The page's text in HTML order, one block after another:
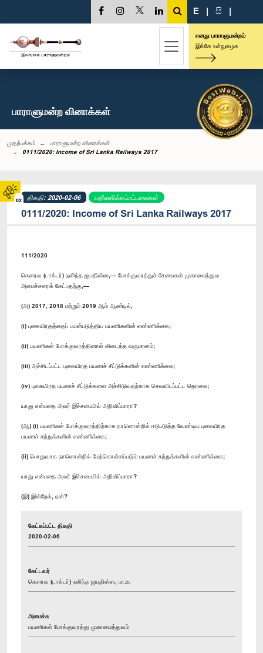
02
E | සි |
எனது பாராளுமன்றம்
இங்கே உள்நுழைக
பாராளுமன்ற வினாக்கள்
முதற்பக்கம்
பாராளுமன்ற வினாக்கள்
0111/2020: Income of Sri Lanka Railways 2017
திகதி: 2020-02-06 பதிலளிக்கப்பட்டவைகள்
0111/2020: Income of Sri Lanka Railways 2017
111/2020
கெளரவ (டாக்டர்) நளிந்த ஜயதிஸ்ஸ,— போக்குவரத்துச் சேவைகள் முகாமைத்துவ
அமைச்சரைக் கேட்பதற்கு,—
(அ) 2017, 2018 மற்றும் 2019 ஆம் ஆண்டில்,
(i) புகையிரதத்தைப் பயன்படுத்திய பயணிகளின் எண்ணிக்கை;
(ii) பயணிகள் போக்குவரத்தினால் கிடைத்த வருமானம்;
(iii) அச்சிடப்பட்ட புகையிரத பயணச் சீட்டுக்களின் எண்ணிக்கை;
(iv) புகையிரத பயணச் சீட்டுக்களை அச்சிடுவதற்காக செலவிடப்பட்ட தொகை;
யாது என்பதை அவர் இச்சபையில் அறிவிப்பாரா?
(ஆ) (i) பயணிகள் போக்குவரத்திற்காக நாளொன்றில் ஈடுபடுத்த வேண்டிய புகையிரத
பயணச் சுற்றுக்களின் எண்ணிக்கை;
(ii) பொதுவாக நாளொன்றில் மேற்கொள்ளப்படும் பயணச் சுற்றுக்களின் எண்ணிக்கை;
யாது என்பதை அவர் இச்சபையில் அறிவிப்பாரா?
(இ) இன்றேல், ஏன்?
கேட்கப்பட்ட திகதி
2020-02-06
கேட்டவர்
கௌரவ (டாக்டர்) நலிந்த ஜயதிஸ்ஸ, பா.உ.
அமைச்சு
பயணிகள் போக்குவரத்து முகாமைத்துவம்